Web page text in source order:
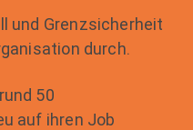
und Grenzsicherheit
durch.
50
auf ihren Job